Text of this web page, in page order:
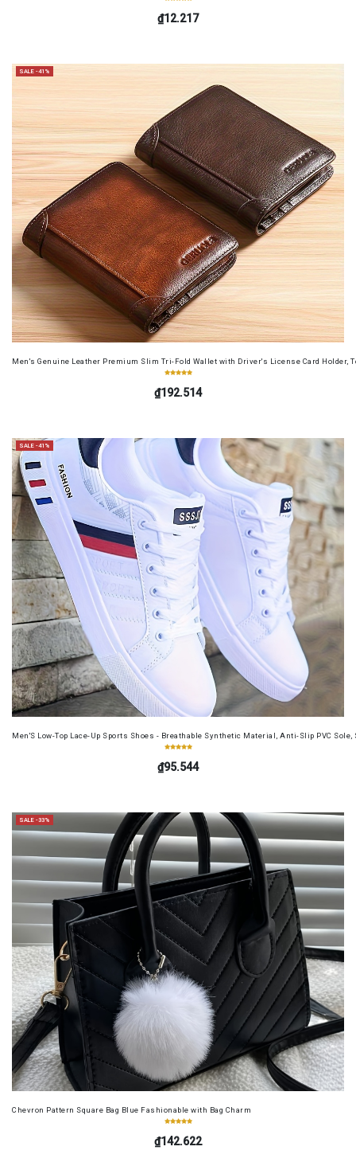
₫12.217
SALE -41%
Men's Genuine Leather Premium Slim Tri-Fold Wallet with Driver's License Card Holder,
₫192.514
SALE -41%
Men'S Low-Top Lace-Up Sports Shoes - Breathable Synthetic Material, Anti-Slip PVC
₫95.544
SALE -33%
Chevron Pattern Square Bag Blue Fashionable with Bag Charm
₫142.622